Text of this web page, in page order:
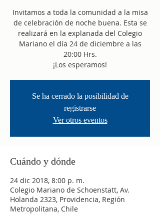
Invitamos a toda la comunidad a la misa
de celebración de noche buena. Esta se
realizará en la explanada del Colegio
Mariano el día 24 de diciembre a las
20:00 Hrs.
¡Los esperamos!
Se ha cerrado la posibilidad de
registrarse
Ver otros eventos
Cuándo y dónde
24 dic 2018, 8:00 p. m.
Colegio Mariano de Schoenstatt, Av.
Holanda 2323, Providencia, Región
Metropolitana, Chile